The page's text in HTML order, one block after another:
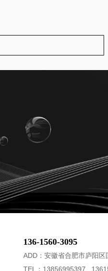
136-1560-3095
ADD：安徽省合肥市庐阳
TEL：13856995397